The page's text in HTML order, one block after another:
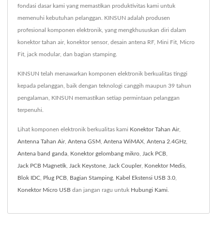
fondasi dasar kami yang memastikan produktivitas kami untuk
memenuhi kebutuhan pelanggan. KINSUN adalah produsen
profesional komponen elektronik, yang mengkhususkan diri dalam
konektor tahan air, konektor sensor, desain antena RF, Mini Fit, Micro
Fit, jack modular, dan bagian stamping.
KINSUN telah menawarkan komponen elektronik berkualitas tinggi
kepada pelanggan, baik dengan teknologi canggih maupun 39 tahun
pengalaman, KINSUN memastikan setiap permintaan pelanggan
terpenuhi.
Lihat komponen elektronik berkualitas kami Konektor Tahan Air,
Antenna Tahan Air, Antena GSM Antena WiMAX Antena 2.4GHz
Antena band ganda Konektor gelombang mikro Jack PCB
Jack PCB Magnetik Jack Keystone Jack Coupler, Konektor Medis
Blok IDC Plug PCB Bagian Stamping Kabel Ekstensi USB 3.0
Konektor Micro USB dan jangan ragu untuk Hubungi Kami